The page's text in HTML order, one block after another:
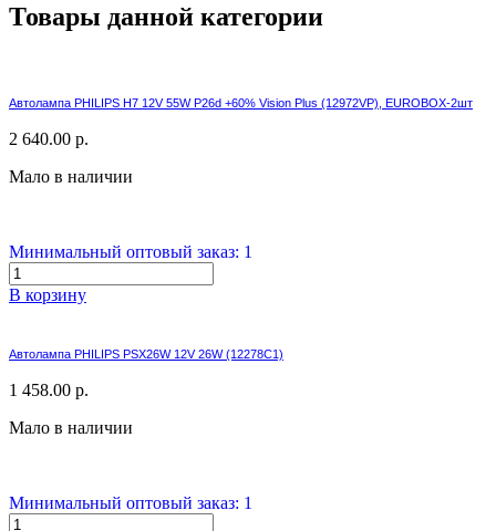
Товары данной категории
Автолампа PHILIPS H7 12V 55W P26d +60% Vision Plus (12972VP), EUROBOX-2шт
2 640.00 р.
Мало в наличии
Минимальный оптовый заказ: 1
В корзину
Автолампа PHILIPS PSX26W 12V 26W (12278C1)
1 458.00 р.
Мало в наличии
Минимальный оптовый заказ: 1